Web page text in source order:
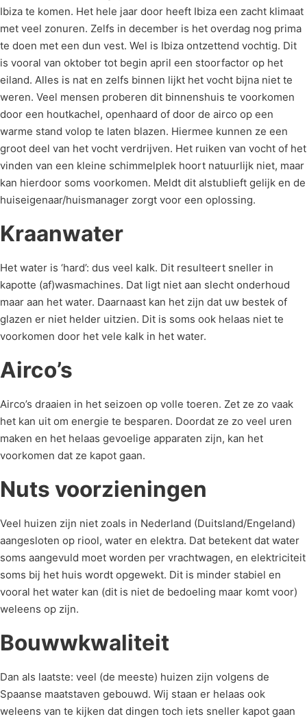
Ibiza te komen. Het hele jaar door heeft Ibiza een zacht klimaat
met veel zonuren. Zelfs in december is het overdag nog prima
te doen met een dun vest. Wel is Ibiza ontzettend vochtig. Dit
is vooral van oktober tot begin april een stoorfactor op het
eiland. Alles is nat en zelfs binnen lijkt het vocht bijna niet te
weren. Veel mensen proberen dit binnenshuis te voorkomen
door een houtkachel, openhaard of door de airco op een
warme stand volop te laten blazen. Hiermee kunnen ze een
groot deel van het vocht verdrijven. Het ruiken van vocht of het
vinden van een kleine schimmelplek hoort natuurlijk niet, maar
kan hierdoor soms voorkomen. Meldt dit alstublieft gelijk en de
huiseigenaar/huismanager zorgt voor een oplossing.
Kraanwater
Het water is ‘hard’: dus veel kalk. Dit resulteert sneller in
kapotte (af)wasmachines. Dat ligt niet aan slecht onderhoud
maar aan het water. Daarnaast kan het zijn dat uw bestek of
glazen er niet helder uitzien. Dit is soms ook helaas niet te
voorkomen door het vele kalk in het water.
Airco’s
Airco’s draaien in het seizoen op volle toeren. Zet ze zo vaak
het kan uit om energie te besparen. Doordat ze zo veel uren
maken en het helaas gevoelige apparaten zijn, kan het
voorkomen dat ze kapot gaan.
Nuts voorzieningen
Veel huizen zijn niet zoals in Nederland (Duitsland/Engeland)
aangesloten op riool, water en elektra. Dat betekent dat water
soms aangevuld moet worden per vrachtwagen, en elektriciteit
soms bij het huis wordt opgewekt. Dit is minder stabiel en
vooral het water kan (dit is niet de bedoeling maar komt voor)
weleens op zijn.
Bouwwkwaliteit
Dan als laatste: veel (de meeste) huizen zijn volgens de
Spaanse maatstaven gebouwd. Wij staan er helaas ook
weleens van te kijken dat dingen toch iets sneller kapot gaan